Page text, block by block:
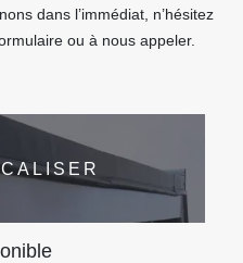
dans l’immédiat, n’hésitez
ou à nous appeler.